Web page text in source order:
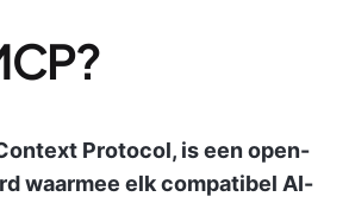
Protocol, is een open-
waarmee elk compatibel AI-